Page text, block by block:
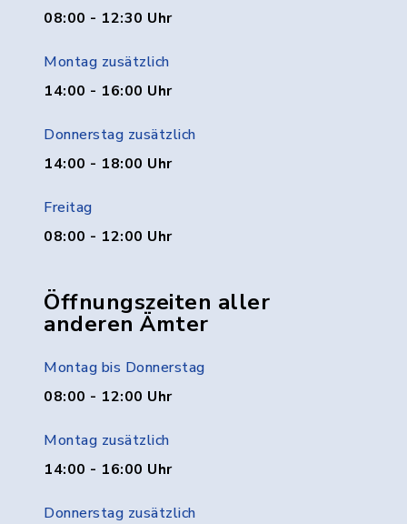
08:00 - 12:30 Uhr
Montag zusätzlich
14:00 - 16:00 Uhr
Donnerstag zusätzlich
14:00 - 18:00 Uhr
Freitag
08:00 - 12:00 Uhr
Öffnungszeiten aller
anderen Ämter
Montag bis Donnerstag
08:00 - 12:00 Uhr
Montag zusätzlich
14:00 - 16:00 Uhr
Donnerstag zusätzlich